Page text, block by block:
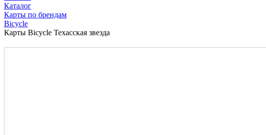
Каталог
Карты по брендам
Bicycle
Карты Bicycle Техасская звезда